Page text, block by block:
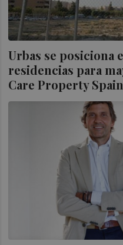
Urbas se posiciona
residencias para
Care Property Spain